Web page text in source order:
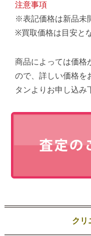
注意事項
※表記価格は新品未
※買取価格は目安と
商品によっては価格
ので、詳しい価格を
タンよりお申し込み
クリ